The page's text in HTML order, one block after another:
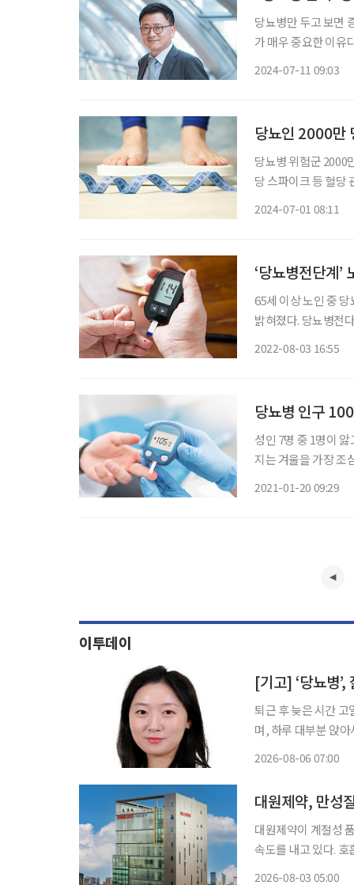
당뇨병만 두고 보면
가 매우 중요한 이유
2024-07-11 09:03
당뇨인 2000만
당뇨병 위험군 2000
당 스파이크 등 혈당
2024-07-01 08:11
‘당뇨병전단계
65세 이상 노인 중
밝혀졌다. 당뇨병전다계란 혈당 검사 시 정상 혈당 범위를 벗어났지만, 당뇨병으로 진행될 정
2022-08-03 16:55
당뇨병 인구
성인 7명 중 1명이
지는 겨울을 가장 조
2021-01-20 09:29
이투데이
[기고] ‘당뇨병
퇴근 후 늦은 시간
며, 하루 대부분 앉아
2026-08-06 07:00
대원제약, 만성
대원제약이 계절성
속도를 내고 있다.
2026-08-03 05:00